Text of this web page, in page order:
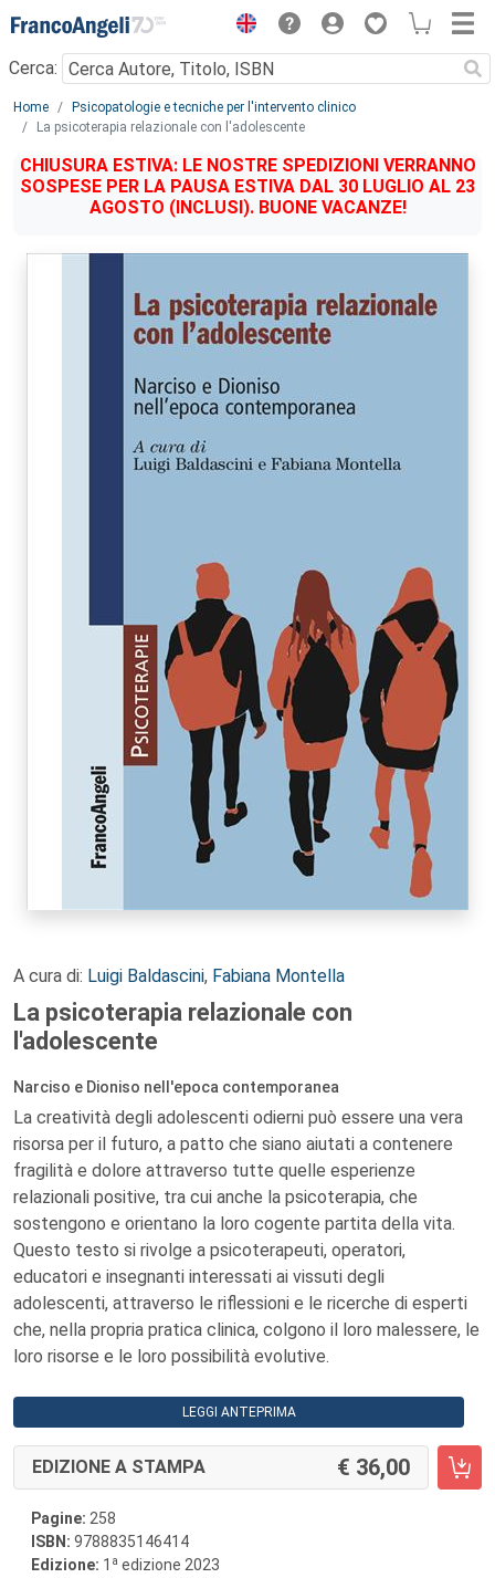
Menu
Cerca:
Main content
Home
Psicopatologie e tecniche per l'intervento clinico
La psicoterapia relazionale con l'adolescente
CHIUSURA ESTIVA: LE NOSTRE SPEDIZIONI VERRANNO
SOSPESE PER LA PAUSA ESTIVA DAL 30 LUGLIO AL 23
AGOSTO (INCLUSI). BUONE VACANZE!
A cura di: Luigi Baldascini, Fabiana Montella
La psicoterapia relazionale con
l'adolescente
Narciso e Dioniso nell'epoca contemporanea
La creatività degli adolescenti odierni può essere una vera
risorsa per il futuro, a patto che siano aiutati a contenere
fragilità e dolore attraverso tutte quelle esperienze
relazionali positive, tra cui anche la psicoterapia, che
sostengono e orientano la loro cogente partita della vita.
Questo testo si rivolge a psicoterapeuti, operatori,
educatori e insegnanti interessati ai vissuti degli
adolescenti, attraverso le riflessioni e le ricerche di esperti
che, nella propria pratica clinica, colgono il loro malessere, le
loro risorse e le loro possibilità evolutive.
LEGGI ANTEPRIMA
EDIZIONE A STAMPA 36,00
Pagine: 258
ISBN: 9788835146414
Edizione: 1 a edizione 2023